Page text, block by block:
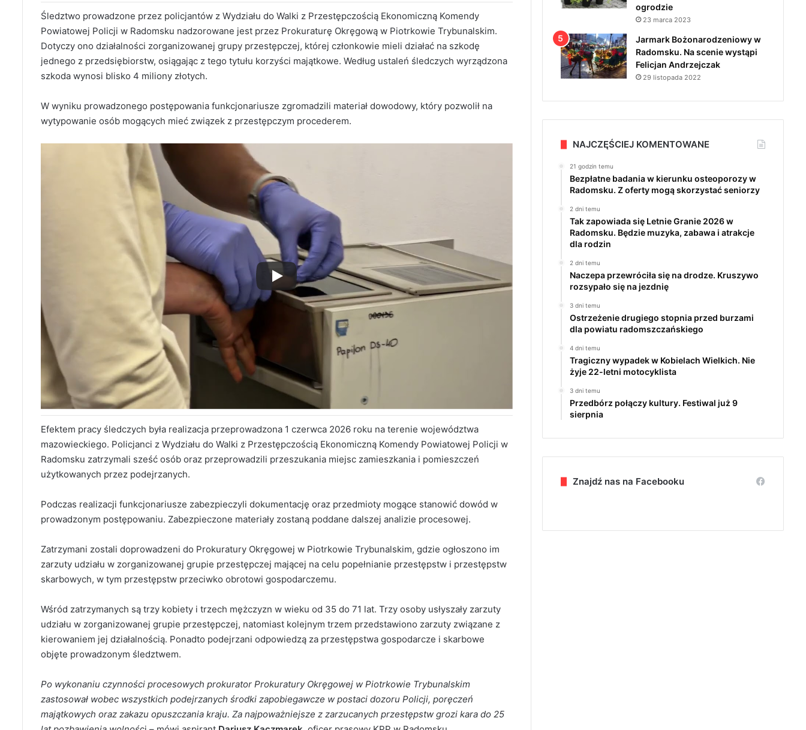
Śledztwo prowadzone przez policjantów z Wydziału do Walki z Przestępczością Ekonomiczną Komendy
Powiatowej Policji w Radomsku nadzorowane jest przez Prokuraturę Okręgową w Piotrkowie Trybunalskim.
Dotyczy ono działalności zorganizowanej grupy przestępczej, której członkowie mieli działać na szkodę
jednego z przedsiębiorstw, osiągając z tego tytułu korzyści majątkowe. Według ustaleń śledczych wyrządzona
szkoda wynosi blisko 4 miliony złotych.
W wyniku prowadzonego postępowania funkcjonariusze zgromadzili materiał dowodowy, który pozwolił na
wytypowanie osób mogących mieć związek z przestępczym procederem.
Efektem pracy śledczych była realizacja przeprowadzona 1 czerwca 2026 roku na terenie województwa
mazowieckiego. Policjanci z Wydziału do Walki z Przestępczością Ekonomiczną Komendy Powiatowej Policji w
Radomsku zatrzymali sześć osób oraz przeprowadzili przeszukania miejsc zamieszkania i pomieszczeń
użytkowanych przez podejrzanych.
Podczas realizacji funkcjonariusze zabezpieczyli dokumentację oraz przedmioty mogące stanowić dowód w
prowadzonym postępowaniu. Zabezpieczone materiały zostaną poddane dalszej analizie procesowej.
Zatrzymani zostali doprowadzeni do Prokuratury Okręgowej w Piotrkowie Trybunalskim, gdzie ogłoszono im
zarzuty udziału w zorganizowanej grupie przestępczej mającej na celu popełnianie przestępstw i przestępstw
skarbowych, w tym przestępstw przeciwko obrotowi gospodarczemu.
Wśród zatrzymanych są trzy kobiety i trzech mężczyzn w wieku od 35 do 71 lat. Trzy osoby usłyszały zarzuty
udziału w zorganizowanej grupie przestępczej, natomiast kolejnym trzem przedstawiono zarzuty związane z
kierowaniem jej działalnością. Ponadto podejrzani odpowiedzą za przestępstwa gospodarcze i skarbowe
objęte prowadzonym śledztwem.
Po wykonaniu czynności procesowych prokurator Prokuratury Okręgowej w Piotrkowie Trybunalskim
zastosował wobec wszystkich podejrzanych środki zapobiegawcze w postaci dozoru Policji, poręczeń
majątkowych oraz zakazu opuszczania kraju. Za najpoważniejsze z zarzucanych przestępstw grozi kara do 25
Tragiczny wypadek w Kobielach Wielkich.
Nie żyje 22-letni motocyklista
ogrodzie
23 marca 2023
Jarmark Bożonarodzeniowy w
Radomsku. Na scenie wystąpi
Felicjan Andrzejczak
29 listopada 2022
NAJCZĘŚCIEJ KOMENTOWANE
21 godzin temu
Bezpłatne badania w kierunku osteoporozy w
Radomsku. Z oferty mogą skorzystać seniorzy
2 dni temu
Tak zapowiada się Letnie Granie 2026 w
Radomsku. Będzie muzyka, zabawa i atrakcje
dla rodzin
2 dni temu
Naczepa przewróciła się na drodze. Kruszywo
rozsypało się na jezdnię
3 dni temu
Ostrzeżenie drugiego stopnia przed burzami
dla powiatu radomszczańskiego
4 dni temu
Tragiczny wypadek w Kobielach Wielkich. Nie
żyje 22-letni motocyklista
3 dni temu
Przedbórz połączy kultury. Festiwal już 9
sierpnia
Znajdź nas na Facebooku